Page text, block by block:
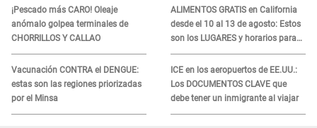
¡Pescado más CARO! Oleaje
anómalo golpea terminales de
CHORRILLOS Y CALLAO
Vacunación CONTRA el DENGUE:
estas son las regiones priorizadas
por el Minsa
ALIMENTOS GRATIS en California
desde el 10 al 13 de agosto: Estos
son los LUGARES y horarios para
recibir la ayuda
ICE en los aeropuertos de EE.UU.:
Los DOCUMENTOS CLAVE que
debe tener un inmigrante al viajar